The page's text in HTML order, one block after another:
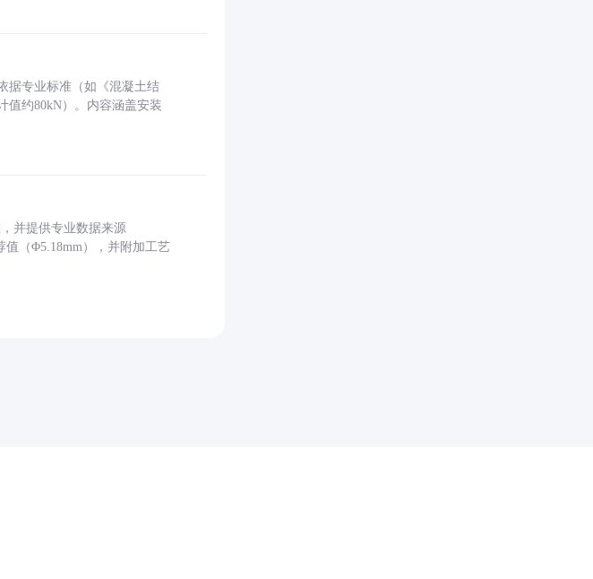
据专业标准（如《混凝土结
值约80kN）。内容涵盖安装
并提供专业数据来源
值（Φ5.18mm），并附加工艺